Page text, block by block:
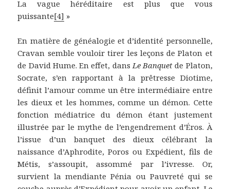
La vague héréditaire est plus que vous
puissante[4] »
En matière de généalogie et d’identité personnelle,
Cravan semble vouloir tirer les leçons de Platon et
de David Hume. En effet, dansLe Banquet de Platon,
Socrate, s’en rapportant à la prêtresse Diotime,
définit l’amour comme un être intermédiaire entre
les dieux et les hommes, comme un démon. Cette
fonction médiatrice du démon étant justement
illustrée par le mythe de l’engendrement d’Éros. À
l’issue d’un banquet des dieux célébrant la
naissance d’Aphrodite, Poros ou Expédient, fils de
Métis, s’assoupit, assommé par l’ivresse. Or,
survient la mendiante Pénia ou Pauvreté qui se